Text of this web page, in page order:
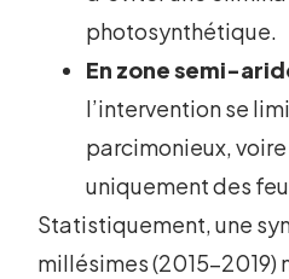
photosynthétique.
En zone semi-
l’intervention se
parcimonieux,
uniquement des
Statistiquement, une
millésimes (2015-2019)